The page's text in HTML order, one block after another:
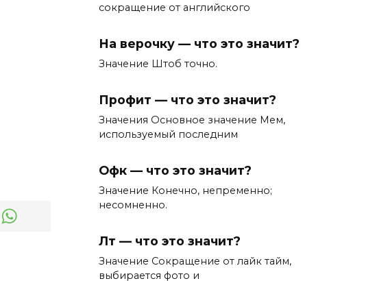
сокращение от английского
На верочку — что это значит?
Значение Штоб точно.
Профит — что это значит?
Значения Основное значение Мем,
используемый последним
Офк — что это значит?
Значение Конечно, непременно;
несомненно.
Лт — что это значит?
Значение Сокращение от лайк тайм,
выбирается фото и